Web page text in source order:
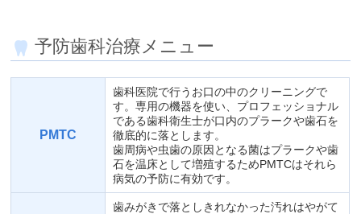
予防歯科治療メニュー
PMTC
歯科医院で行うお口の中のクリーニングで
す。専用の機器を使い、プロフェッショナル
である歯科衛生士が口内のプラークや歯石を
徹底的に落とします。
歯周病や虫歯の原因となる菌はプラークや歯
石を温床として増殖するためPMTCはそれら
病気の予防に有効です。
歯みがきで落としきれなかった汚れはやがて